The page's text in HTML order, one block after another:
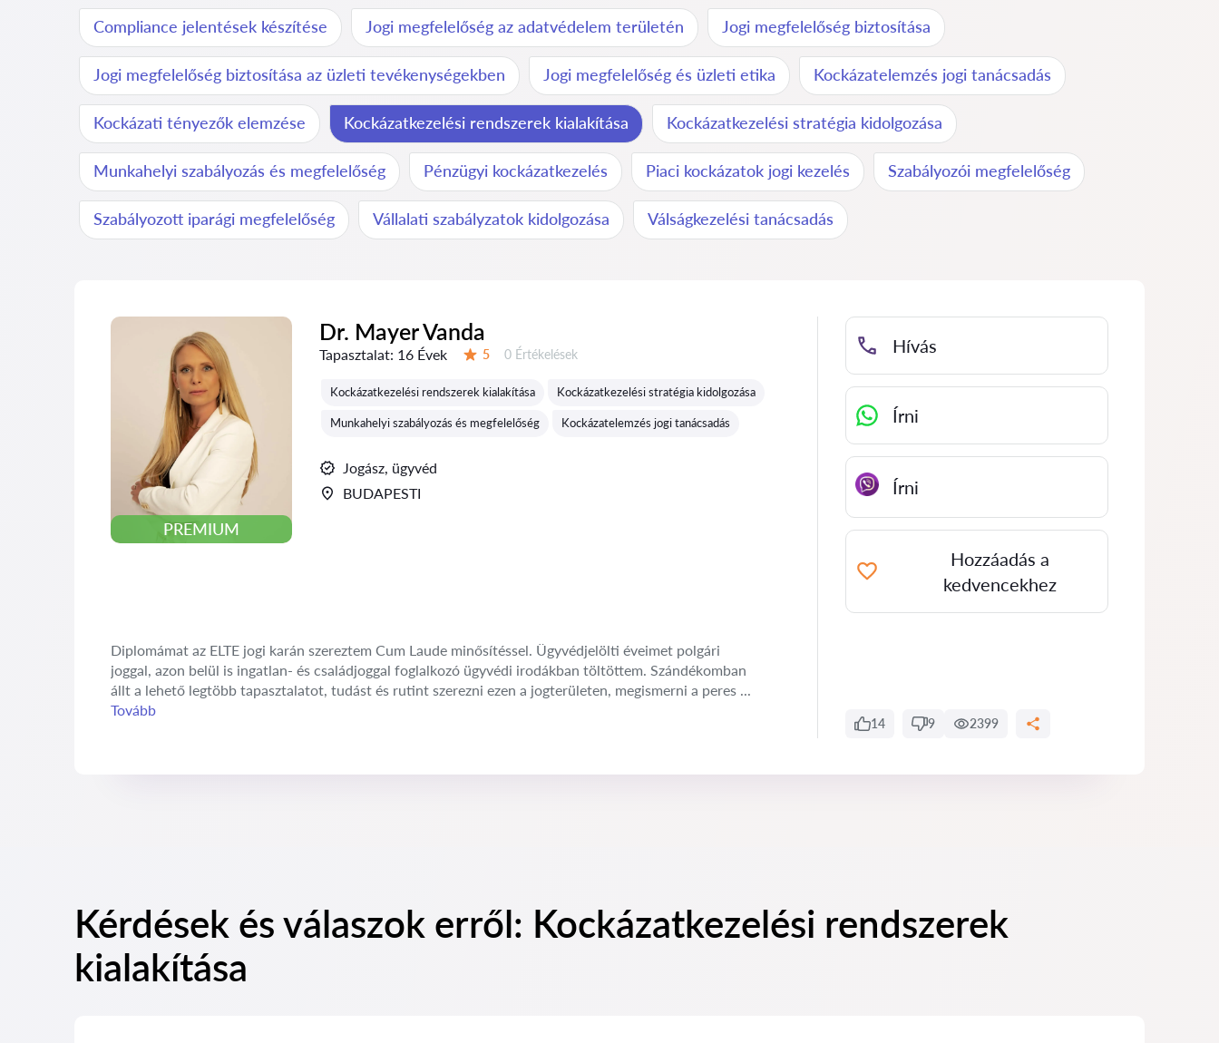
Compliance jelentések készítése Jogi megfelelőség az adatvédelem területén Jogi megfelelőség biztosítása
Jogi megfelelőség biztosítása az üzleti tevékenységekben Jogi megfelelőség és üzleti etika Kockázatelemzés jogi tanácsadás
Kockázati tényezők elemzése Kockázatkezelési rendszerek kialakítása Kockázatkezelési stratégia kidolgozása
Munkahelyi szabályozás és megfelelőség Pénzügyi kockázatkezelés Piaci kockázatok jogi kezelés Szabályozói megfelelőség
Szabályozott iparági megfelelőség Vállalati szabályzatok kidolgozása Válságkezelési tanácsadás
PREMIUM
Dr. Mayer Vanda
Tapasztalat: 16 Évek 5 Értékelések:
0 Értékelések
Kockázatkezelési rendszerek kialakítása Kockázatkezelési stratégia kidolgozása
Munkahelyi szabályozás és megfelelőség Kockázatelemzés jogi tanácsadás
Jogász, ügyvéd
BUDAPESTI
Diplomámat az ELTE jogi karán szereztem Cum Laude minősítéssel. Ügyvédjelölti éveimet polgári
joggal, azon belül is ingatlan- és családjoggal foglalkozó ügyvédi irodákban töltöttem. Szándékomban
állt a lehető legtöbb tapasztalatot, tudást és rutint szerezni ezen a jogterületen, megismerni a peres ...
Tovább
Hívás
Írni
Írni
Hozzáadás a
kedvencekhez
14 9 2399
Kérdések és válaszok erről: Kockázatkezelési rendszerek
kialakítása